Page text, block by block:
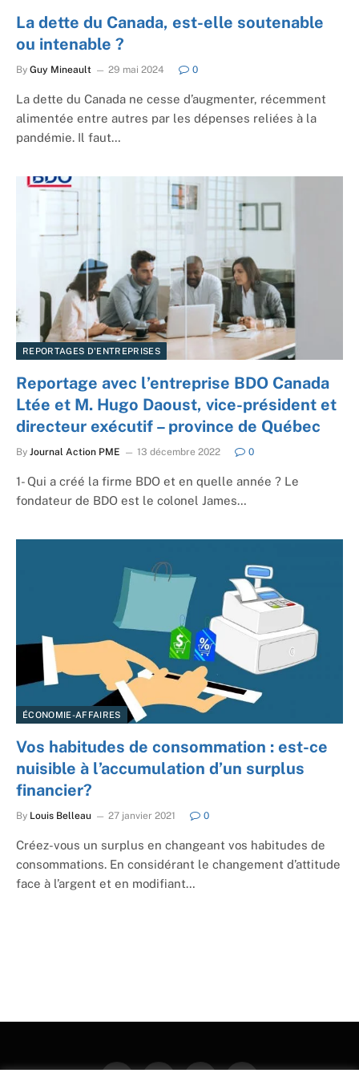
La dette du Canada, est-elle soutenable
ou intenable ?
By Guy Mineault 29 mai 2024 0
La dette du Canada ne cesse d’augmenter, récemment
alimentée entre autres par les dépenses reliées à la
pandémie. Il faut…
REPORTAGES D'ENTREPRISES
Reportage avec l’entreprise BDO Canada
Ltée et M. Hugo Daoust, vice-président et
directeur exécutif – province de Québec
By Journal Action PME 13 décembre 2022 0
1- Qui a créé la firme BDO et en quelle année ? Le
fondateur de BDO est le colonel James…
ÉCONOMIE-AFFAIRES
Vos habitudes de consommation : est-ce
nuisible à l’accumulation d’un surplus
financier?
By Louis Belleau 27 janvier 2021 0
Créez-vous un surplus en changeant vos habitudes de
consommations. En considérant le changement d’attitude
face à l’argent et en modifiant…